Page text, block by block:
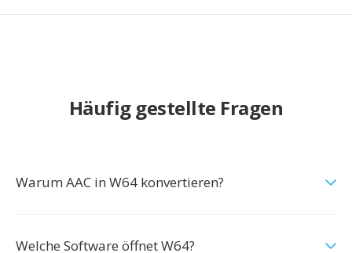
Häufig gestellte Fragen
Warum AAC in W64 konvertieren?
Welche Software öffnet W64?